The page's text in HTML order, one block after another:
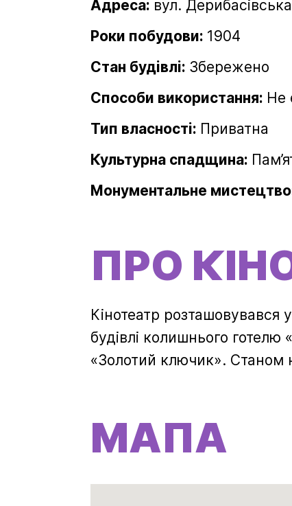
Адреса: вул.
Роки побудови: 1904
Стан будівлі: Збережено
Способи використання: Не
Тип власності: Приватна
Культурна спадщина:
Монументальне
ПРО
Кінотеатр розташовувався
будівлі колишнього
«Золотий ключик». Станом
МАПА